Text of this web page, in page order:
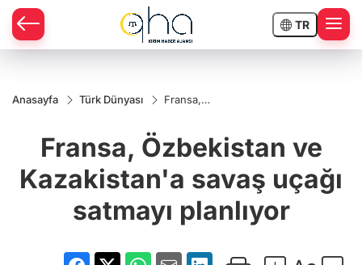
TR
Anasayfa Türk Dünyası
Fransa,
Kazakistan'a
savaş uçağı
planlıyor
Fransa, Özbekistan ve
Kazakistan'a savaş uçağı
satmayı planlıyor